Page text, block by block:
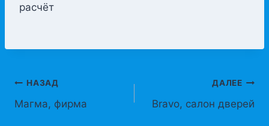
расчёт
Навигация
по
НАЗАД
Магма, фирма
ДАЛЕЕ
Bravo, салон дверей